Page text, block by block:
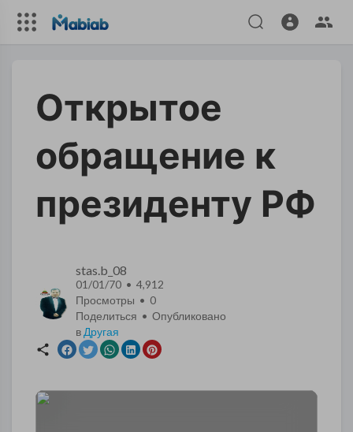
Открытое
обращение к
президенту РФ
stas.b_08
01/01/70 • 4,912
Просмотры • 0
Поделиться • Опубликовано
в Другая